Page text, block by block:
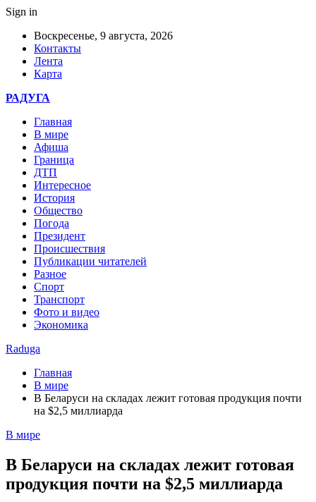
Sign in
Воскресенье, 9 августа, 2026
Контакты
Лента
Карта
РАДУГА
Главная
В мире
Афиша
Граница
ДТП
Интересное
История
Общество
Погода
Президент
Происшествия
Публикации читателей
Разное
Спорт
Транспорт
Фото и видео
Экономика
Raduga
Главная
В мире
В Беларуси на складах лежит готовая продукция почти
на $2,5 миллиарда
В мире
В Беларуси на складах лежит готовая
продукция почти на $2,5 миллиарда